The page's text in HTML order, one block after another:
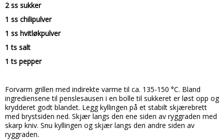
2 ss sukker
1 ss chilipulver
1 ss hvitløkpulver
1 ts salt
1 ts pepper
Forvarm grillen med indirekte varme til ca. 135-150 °C. Bland
ingrediensene til penslesausen i en bolle til sukkeret er løst opp og
krydderet godt blandet. Legg kyllingen på et stabilt skjærebrett
med brystsiden ned. Skjær langs den ene siden av ryggraden med
skarp kniv. Snu kyllingen og skjær langs den andre siden av
ryggraden.